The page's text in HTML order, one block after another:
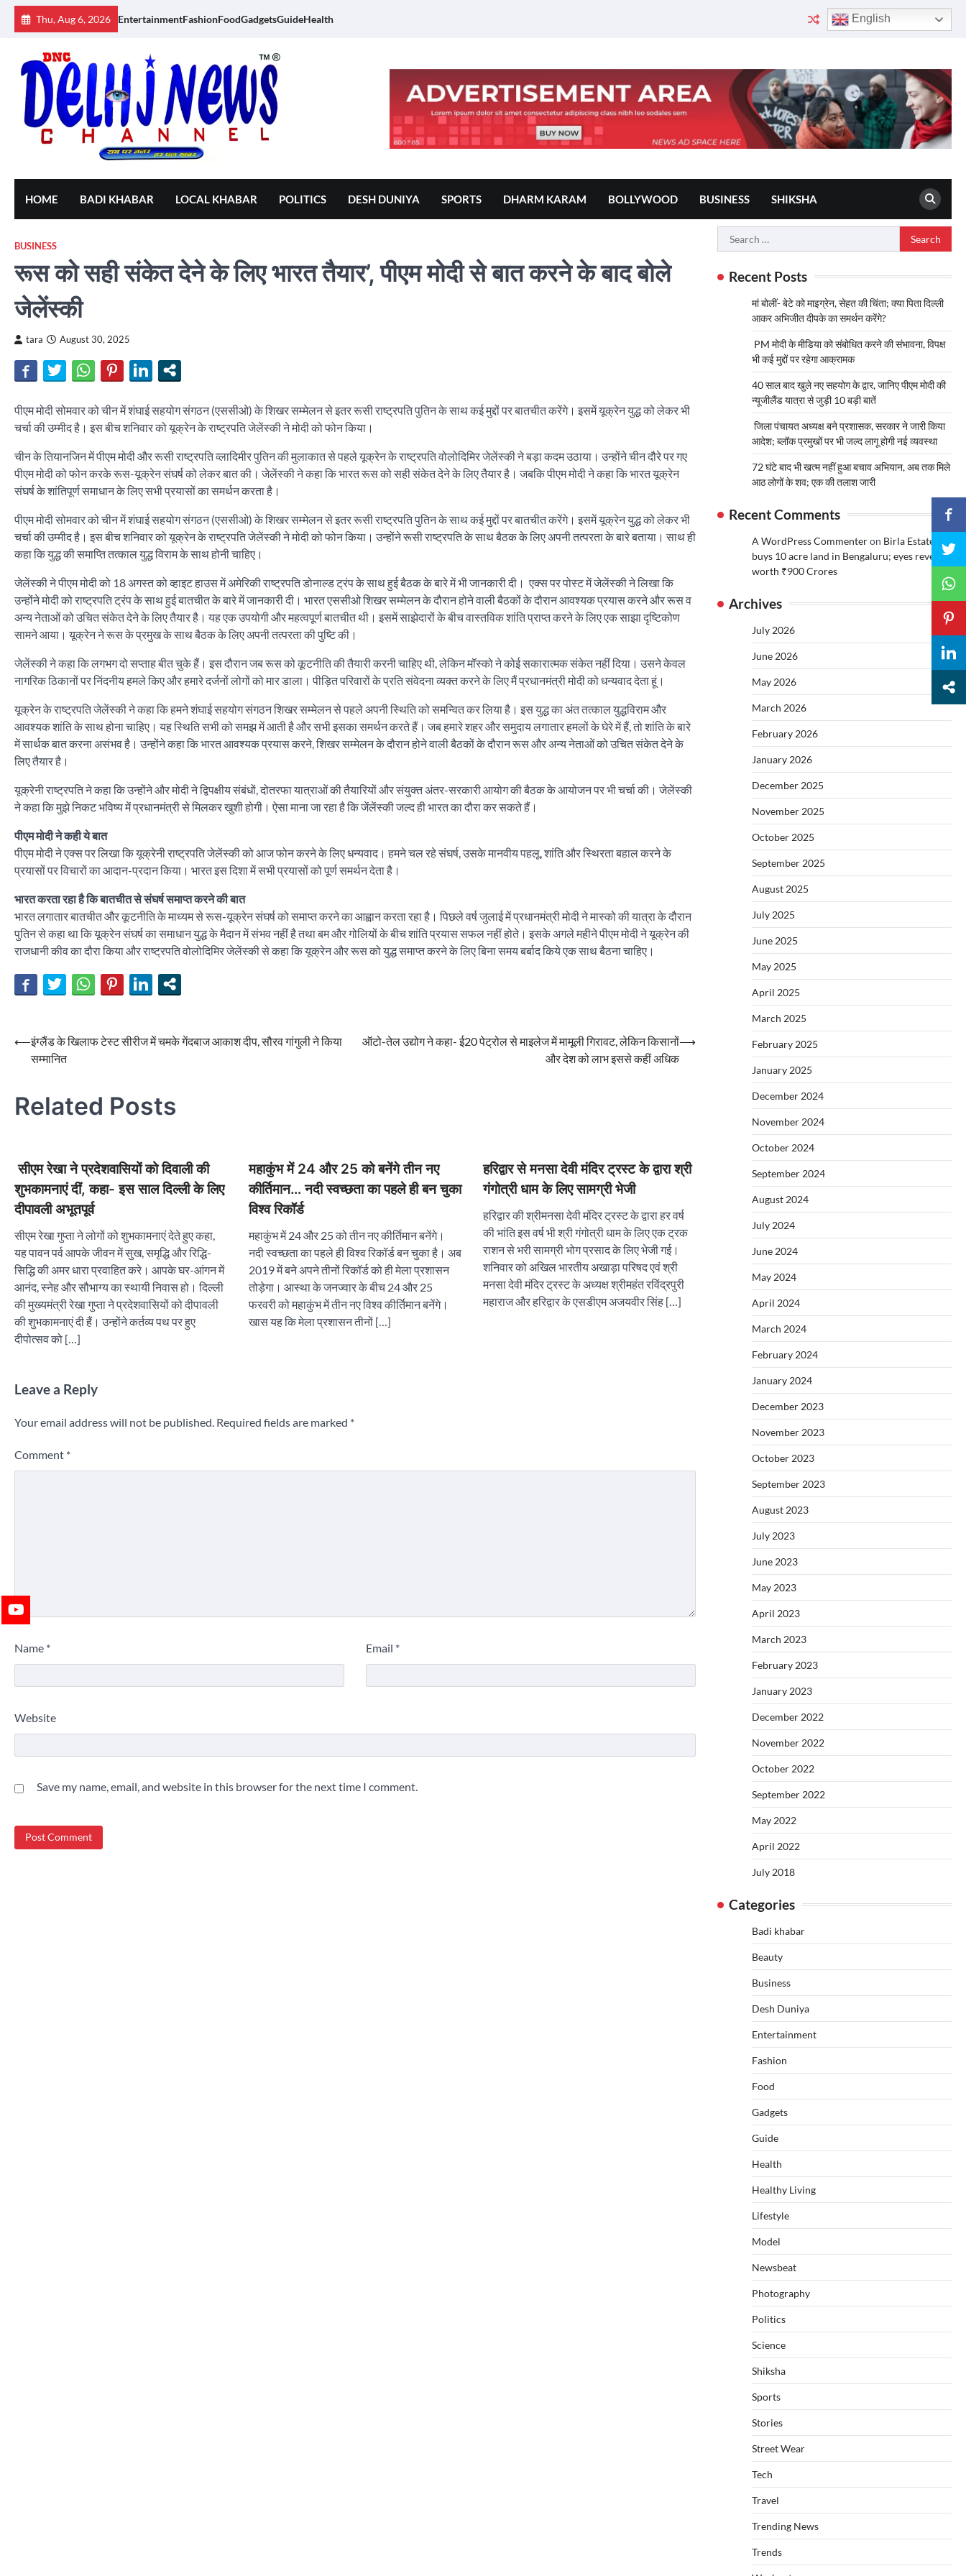
Skip
Thu, Aug 6, 2026 EntertainmentFashionFoodGadgetsGuideHealth English
HOME BADI KHABAR LOCAL KHABAR POLITICS DESH DUNIYA SPORTS DHARM KARAM BOLLYWOOD BUSINESS SHIKSHA
BUSINESS
रूस को सही संकेत देने के लिए भारत तैयार’, पीएम मोदी से बात करने के बाद बोले
जेलेंस्की
tara August 30, 2025
पीएम मोदी सोमवार को चीन में शंघाई सहयोग संगठन (एससीओ) के शिखर सम्मेलन से इतर रूसी राष्ट्रपति पुतिन के साथ कई मुद्दों पर बातचीत करेंगे। इसमें यूक्रेन युद्ध को लेकर भी
चर्चा की उम्मीद है। इस बीच शनिवार को यूक्रेन के राष्ट्रपति जेलेंस्की ने मोदी को फोन किया।
चीन के तियानजिन में पीएम मोदी और रूसी राष्ट्रपति व्लादिमीर पुतिन की मुलाकात से पहले यूक्रेन के राष्ट्रपति वोलोदिमिर जेलेंस्की ने बड़ा कदम उठाया। उन्होंने चीन दौरे पर गए
पीएम मोदी को फोन करके रूस-यूक्रेन संघर्ष को लेकर बात की। जेलेंस्की ने कहा कि भारत रूस को सही संकेत देने के लिए तैयार है। जबकि पीएम मोदी ने कहा कि भारत यूक्रेन
संघर्ष के शांतिपूर्ण समाधान के लिए सभी प्रयासों का समर्थन करता है।
पीएम मोदी सोमवार को चीन में शंघाई सहयोग संगठन (एससीओ) के शिखर सम्मेलन से इतर रूसी राष्ट्रपति पुतिन के साथ कई मुद्दों पर बातचीत करेंगे। इसमें यूक्रेन युद्ध को लेकर भी
चर्चा की उम्मीद है। इस बीच शनिवार को यूक्रेन के राष्ट्रपति जेलेंस्की ने मोदी को फोन किया। उन्होंने रूसी राष्ट्रपति के साथ बैठक के लिए अपनी तत्परता के बारे बताया। साथ ही
कहा कि युद्ध की समाप्ति तत्काल युद्ध विराम के साथ होनी चाहिए।
जेलेंस्की ने पीएम मोदी को 18 अगस्त को व्हाइट हाउस में अमेरिकी राष्ट्रपति डोनाल्ड ट्रंप के साथ हुई बैठक के बारे में भी जानकारी दी। एक्स पर पोस्ट में जेलेंस्की ने लिखा कि
उन्होंने मोदी को राष्ट्रपति ट्रंप के साथ हुई बातचीत के बारे में जानकारी दी। भारत एससीओ शिखर सम्मेलन के दौरान होने वाली बैठकों के दौरान आवश्यक प्रयास करने और रूस व
अन्य नेताओं को उचित संकेत देने के लिए तैयार है। यह एक उपयोगी और महत्वपूर्ण बातचीत थी। इसमें साझेदारों के बीच वास्तविक शांति प्राप्त करने के लिए एक साझा दृष्टिकोण
सामने आया। यूक्रेन ने रूस के प्रमुख के साथ बैठक के लिए अपनी तत्परता की पुष्टि की।
जेलेंस्की ने कहा कि लगभग दो सप्ताह बीत चुके हैं। इस दौरान जब रूस को कूटनीति की तैयारी करनी चाहिए थी, लेकिन मॉस्को ने कोई सकारात्मक संकेत नहीं दिया। उसने केवल
नागरिक ठिकानों पर निंदनीय हमले किए और हमारे दर्जनों लोगों को मार डाला। पीड़ित परिवारों के प्रति संवेदना व्यक्त करने के लिए मैं प्रधानमंत्री मोदी को धन्यवाद देता हूं।
यूक्रेन के राष्ट्रपति जेलेंस्की ने कहा कि हमने शंघाई सहयोग संगठन शिखर सम्मेलन से पहले अपनी स्थिति को समन्वित कर लिया है। इस युद्ध का अंत तत्काल युद्धविराम और
आवश्यक शांति के साथ होना चाहिए। यह स्थिति सभी को समझ में आती है और सभी इसका समर्थन करते हैं। जब हमारे शहर और समुदाय लगातार हमलों के घेरे में हैं, तो शांति के बारे
में सार्थक बात करना असंभव है। उन्होंने कहा कि भारत आवश्यक प्रयास करने, शिखर सम्मेलन के दौरान होने वाली बैठकों के दौरान रूस और अन्य नेताओं को उचित संकेत देने के
लिए तैयार है।
यूक्रेनी राष्ट्रपति ने कहा कि उन्होंने और मोदी ने द्विपक्षीय संबंधों, दोतरफा यात्राओं की तैयारियों और संयुक्त अंतर-सरकारी आयोग की बैठक के आयोजन पर भी चर्चा की। जेलेंस्की
ने कहा कि मुझे निकट भविष्य में प्रधानमंत्री से मिलकर खुशी होगी। ऐसा माना जा रहा है कि जेंलेंस्की जल्द ही भारत का दौरा कर सकते हैं।
पीएम मोदी ने कही ये बात
पीएम मोदी ने एक्स पर लिखा कि यूक्रेनी राष्ट्रपति जेलेंस्की को आज फोन करने के लिए धन्यवाद। हमने चल रहे संघर्ष, उसके मानवीय पहलू, शांति और स्थिरता बहाल करने के
प्रयासों पर विचारों का आदान-प्रदान किया। भारत इस दिशा में सभी प्रयासों को पूर्ण समर्थन देता है।
भारत करता रहा है कि बातचीत से संघर्ष समाप्त करने की बात
भारत लगातार बातचीत और कूटनीति के माध्यम से रूस-यूक्रेन संघर्ष को समाप्त करने का आह्वान करता रहा है। पिछले वर्ष जुलाई में प्रधानमंत्री मोदी ने मास्को की यात्रा के दौरान
पुतिन से कहा था कि यूक्रेन संघर्ष का समाधान युद्ध के मैदान में संभव नहीं है तथा बम और गोलियों के बीच शांति प्रयास सफल नहीं होते। इसके अगले महीने पीएम मोदी ने यूक्रेन की
राजधानी कीव का दौरा किया और राष्ट्रपति वोलोदिमिर जेलेंस्की से कहा कि यूक्रेन और रूस को युद्ध समाप्त करने के लिए बिना समय बर्बाद किये एक साथ बैठना चाहिए।
Post
navigation
⟵इंग्लैंड के खिलाफ टेस्ट सीरीज में चमके गेंदबाज आकाश दीप, सौरव गांगुली ने किया
सम्मानित
ऑटो-तेल उद्योग ने कहा- ई20 पेट्रोल से माइलेज में मामूली गिरावट, लेकिन किसानों
और देश को लाभ इससे कहीं अधिक
⟶
Related Posts
सीएम रेखा ने प्रदेशवासियों को दिवाली की
शुभकामनाएं दीं, कहा- इस साल दिल्ली के लिए
दीपावली अभूतपूर्व
सीएम रेखा गुप्ता ने लोगों को शुभकामनाएं देते हुए कहा,
यह पावन पर्व आपके जीवन में सुख, समृद्धि और रिद्धि-
सिद्धि की अमर धारा प्रवाहित करे। आपके घर-आंगन में
आनंद, स्नेह और सौभाग्य का स्थायी निवास हो। दिल्ली
की मुख्यमंत्री रेखा गुप्ता ने प्रदेशवासियों को दीपावली
की शुभकामनाएं दी हैं। उन्होंने कर्तव्य पथ पर हुए
दीपोत्सव को […]
महाकुंभ में 24 और 25 को बनेंगे तीन नए
कीर्तिमान… नदी स्वच्छता का पहले ही बन चुका
विश्व रिकॉर्ड
महाकुंभ में 24 और 25 को तीन नए कीर्तिमान बनेंगे।
नदी स्वच्छता का पहले ही विश्व रिकॉर्ड बन चुका है। अब
2019 में बने अपने तीनों रिकॉर्ड को ही मेला प्रशासन
तोड़ेगा। आस्था के जनज्वार के बीच 24 और 25
फरवरी को महाकुंभ में तीन नए विश्व कीर्तिमान बनेंगे।
खास यह कि मेला प्रशासन तीनों […]
हरिद्वार से मनसा देवी मंदिर ट्रस्ट के द्वारा श्री
गंगोत्री धाम के लिए सामग्री भेजी
हरिद्वार की श्रीमनसा देवी मंदिर ट्रस्ट के द्वारा हर वर्ष
की भांति इस वर्ष भी श्री गंगोत्री धाम के लिए एक ट्रक
राशन से भरी सामग्री भोग प्रसाद के लिए भेजी गई।
शनिवार को अखिल भारतीय अखाड़ा परिषद एवं श्री
मनसा देवी मंदिर ट्रस्ट के अध्यक्ष श्रीमहंत रविंद्रपुरी
महाराज और हरिद्वार के एसडीएम अजयवीर सिंह […]
Leave a Reply
Your email address will not be published. Required fields are marked *
Comment *
Name * Email *
Website
Save my name, email, and website in this browser for the next time I comment.
Search
for:
Recent Posts
मां बोलीं- बेटे को माइग्रेन, सेहत की चिंता; क्या पिता दिल्ली
आकर अभिजीत दीपके का समर्थन करेंगे?
PM मोदी के मीडिया को संबोधित करने की संभावना, विपक्ष
भी कई मुद्दों पर रहेगा आक्रामक
40 साल बाद खुले नए सहयोग के द्वार, जानिए पीएम मोदी की
न्यूजीलैंड यात्रा से जुड़ी 10 बड़ी बातें
जिला पंचायत अध्यक्ष बने प्रशासक, सरकार ने जारी किया
आदेश; ब्लॉक प्रमुखों पर भी जल्द लागू होगी नई व्यवस्था
72 घंटे बाद भी खत्म नहीं हुआ बचाव अभियान, अब तक मिले
आठ लोगों के शव; एक की तलाश जारी
Recent Comments
A WordPress Commenteron Birla Estates
buys 10 acre land in Bengaluru; eyes revenue
worth ₹900 Crores
Archives
July 2026
June 2026
May 2026
March 2026
February 2026
January 2026
December 2025
November 2025
October 2025
September 2025
August 2025
July 2025
June 2025
May 2025
April 2025
March 2025
February 2025
January 2025
December 2024
November 2024
October 2024
September 2024
August 2024
July 2024
June 2024
May 2024
April 2024
March 2024
February 2024
January 2024
December 2023
November 2023
October 2023
September 2023
August 2023
July 2023
June 2023
May 2023
April 2023
March 2023
February 2023
January 2023
December 2022
November 2022
October 2022
September 2022
May 2022
April 2022
July 2018
Categories
Badi khabar
Beauty
Business
Desh Duniya
Entertainment
Fashion
Food
Gadgets
Guide
Health
Healthy Living
Lifestyle
Model
Newsbeat
Photography
Politics
Science
Shiksha
Sports
Stories
Street Wear
Tech
Travel
Trending News
Trends